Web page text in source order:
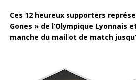
Ces 12 heureux supporters
Gones » de l’Olympique Lyonnais
manche du maillot de match